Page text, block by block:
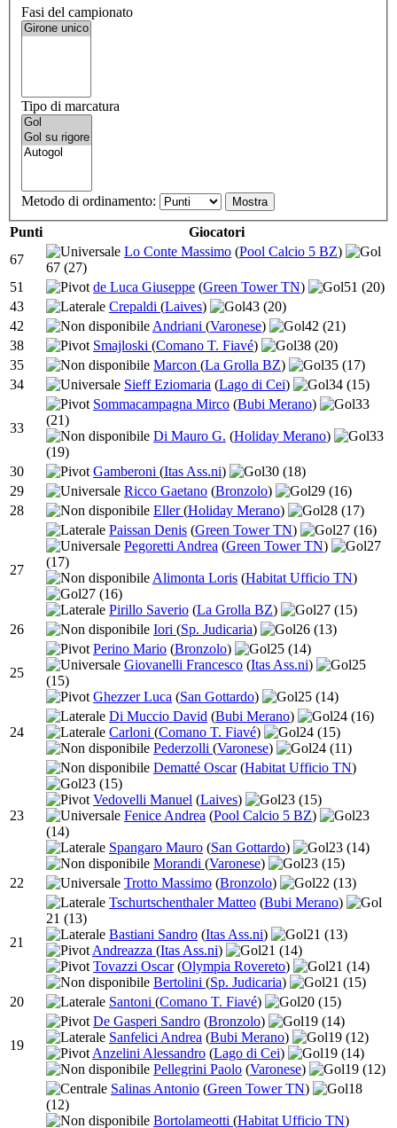
Fasi del campionato
Tipo di marcatura
Metodo di ordinamento:
Punti
Giocatori
67
Lo Conte Massimo (Pool Calcio 5 BZ)
67 (27)
51
de Luca Giuseppe (Green Tower TN) 51 (20)
43
Crepaldi (Laives) 43 (20)
42
Andriani (Varonese) 42 (21)
38
Smajloski (Comano T. Fiavé) 38 (20)
35
Marcon (La Grolla BZ) 35 (17)
34
Sieff Eziomaria (Lago di Cei) 34 (15)
33
Sommacampagna Mirco (Bubi Merano)
33
(21)
Di Mauro G. (Holiday Merano)
33
(19)
30
Gamberoni (Itas Ass.ni) 30 (18)
29
Ricco Gaetano (Bronzolo) 29 (16)
28
Eller(Holiday Merano) 28 (17)
27
Paissan Denis (Green Tower TN) 27 (16)
Pegoretti Andrea (Green Tower TN)
27
(17)
Alimonta Loris (Habitat Ufficio TN)
27 (16)
Pirillo Saverio (La Grolla BZ) 27 (15)
26
Iori (Sp. Judicaria) 26 (13)
25
Perino Mario (Bronzolo) 25 (14)
Giovanelli Francesco (Itas Ass.ni)
25
(15)
Ghezzer Luca (San Gottardo) 25 (14)
24
Di Muccio David (Bubi Merano) 24 (16)
Carloni (Comano T. Fiavé) 24 (15)
Pederzolli (Varonese) 24 (11)
23
Dematté Oscar (Habitat Ufficio TN)
23 (15)
Vedovelli Manuel (Laives) 23 (15)
Fenice Andrea (Pool Calcio 5 BZ)
23
(14)
Spangaro Mauro (San Gottardo) 23 (14)
Morandi (Varonese) 23 (15)
22
Trotto Massimo (Bronzolo) 22 (13)
21
Tschurtschenthaler Matteo (Bubi Merano)
21 (13)
Bastiani Sandro (Itas Ass.ni) 21 (13)
Andreazza (Itas Ass.ni) 21 (14)
Tovazzi Oscar (Olympia Rovereto) 21 (14)
Bertolini (Sp. Judicaria) 21 (15)
20
Santoni (Comano T. Fiavé) 20 (15)
19
De Gasperi Sandro (Bronzolo) 19 (14)
Sanfelici Andrea (Bubi Merano) 19 (12)
Anzelini Alessandro (Lago di Cei) 19 (14)
Pellegrini Paolo (Varonese) 19 (12)
Salinas Antonio (Green Tower TN)
18
(12)
Bortolameotti (Habitat Ufficio TN)